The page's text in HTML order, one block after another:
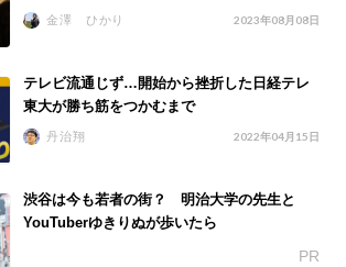
金澤 ひかり 2023年08月08日
テレビ流通じず…開始から挫折した日経テレ
東大が勝ち筋をつかむまで
丹治翔 2022年04月15日
渋谷は今も若者の街？ 明治大学の先生と
YouTuberゆきりぬが歩いたら
PR